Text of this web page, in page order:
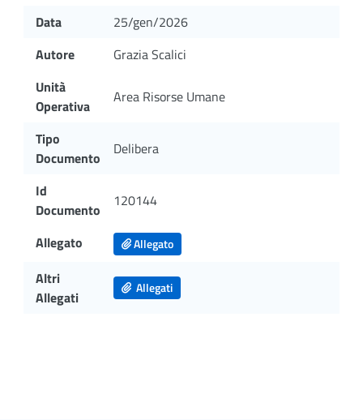
Data
25/gen/2026
Autore
Grazia Scalici
Unità
Operativa
Area Risorse Umane
Tipo
Documento
Delibera
Id
Documento
120144
Allegato Allegato
Altri
Allegati
Allegati